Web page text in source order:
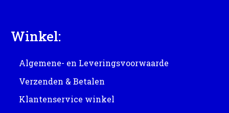
Winkel:
Algemene- en Leveringsvoorwaarde
Verzenden & Betalen
Klantenservice winkel